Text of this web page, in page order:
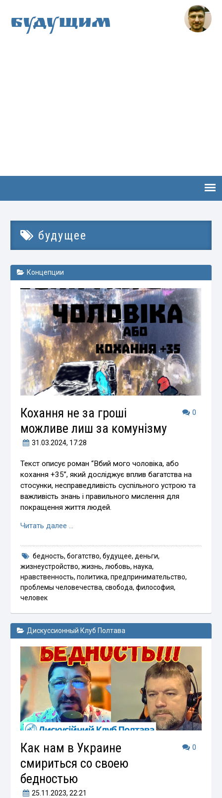
Будущим
будущее
Концепции
0
Кохання не за гроші
можливе лиш за комунізму
31.03.2024, 17:28
Текст описує роман “Вбий мого чоловіка, або
кохання +35”, який досліджує вплив багатства на
стосунки, несправедливість суспільного устрою та
важливість знань і правильного мислення для
покращення життя людей.
Читать далее …
бедность, богатство, будущее, деньги,
жизнеустройство,жизнь,любовь,наука,
нравственность,политика,предпринимательство,
проблемы человечества,свобода,философия,
человек
Дискуссионный Клуб Полтава
0
Как нам в Украине
смириться со своею
бедностью
25.11.2023, 22:21